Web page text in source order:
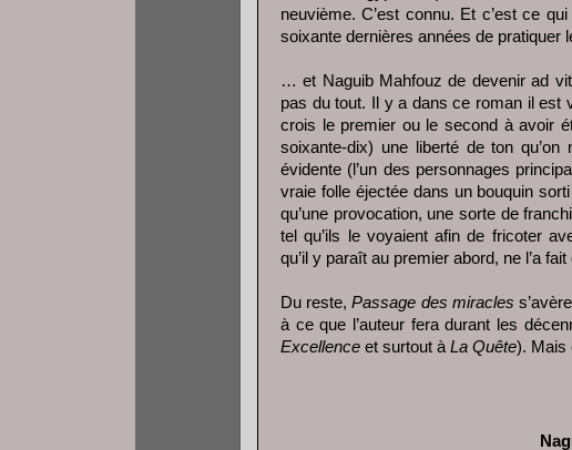
neuvième. C’est connu. Et c’est ce
soixante dernières années de pratiquer
… et Naguib Mahfouz de devenir ad
pas du tout. Il y a dans ce roman il est
crois le premier ou le second à avoir
soixante-dix) une liberté de ton
évidente (l’un des personnages
vraie folle éjectée dans un bouquin
qu’une provocation, une sorte de
tel qu’ils le voyaient afin de fricoter
qu’il y paraît au premier abord, ne l’a
Du reste,Passage des miracles
à ce que l’auteur fera durant les
Excellence et surtout à La Quête). Mais